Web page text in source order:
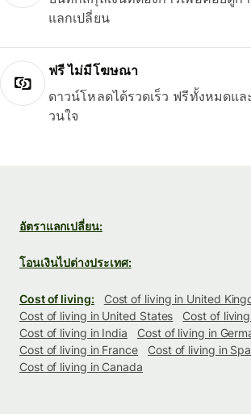
แลกเปลี่ยน
ฟรี ไม่มีโฆษณา
ดาวน์โหลดได้รวดเร็ว ฟรีทั้งหมดแ
วนใจ
อัตราแลกเปลี่ยน:
โอนเงินไปต่างประเทศ:
Cost of living:
Cost of living in United
Cost of living in United States
Cost of
Cost of living in India
Cost of living in
Cost of living in France
Cost of living in
Cost of living in Canada